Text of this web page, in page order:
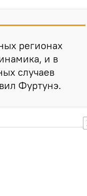
регионах
и в
случаев
Фуртунэ.